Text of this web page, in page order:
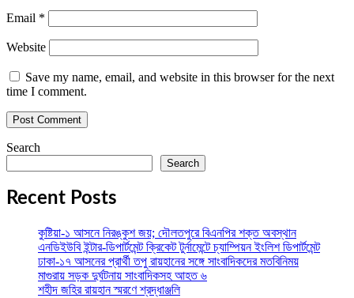
Email *
Website
Save my name, email, and website in this browser for the next
time I comment.
Search
Search
Recent Posts
কুষ্টিয়া-১ আসনে নিরঙ্কুশ জয়; দৌলতপুরে বিএনপির শক্ত অবস্থান
এনডিইউবি ইন্টার-ডিপার্টমেন্ট ক্রিকেট টুর্নামেন্টে চ্যাম্পিয়ন ইংলিশ ডিপার্টমেন্ট
ঢাকা-১৭ আসনের প্রার্থী তপু রায়হানের সঙ্গে সাংবাদিকদের মতবিনিময়
মাগুরায় সড়ক দুর্ঘটনায় সাংবাদিকসহ আহত ৬
শহীদ জহির রায়হান স্মরণে শ্রদ্ধাঞ্জলি